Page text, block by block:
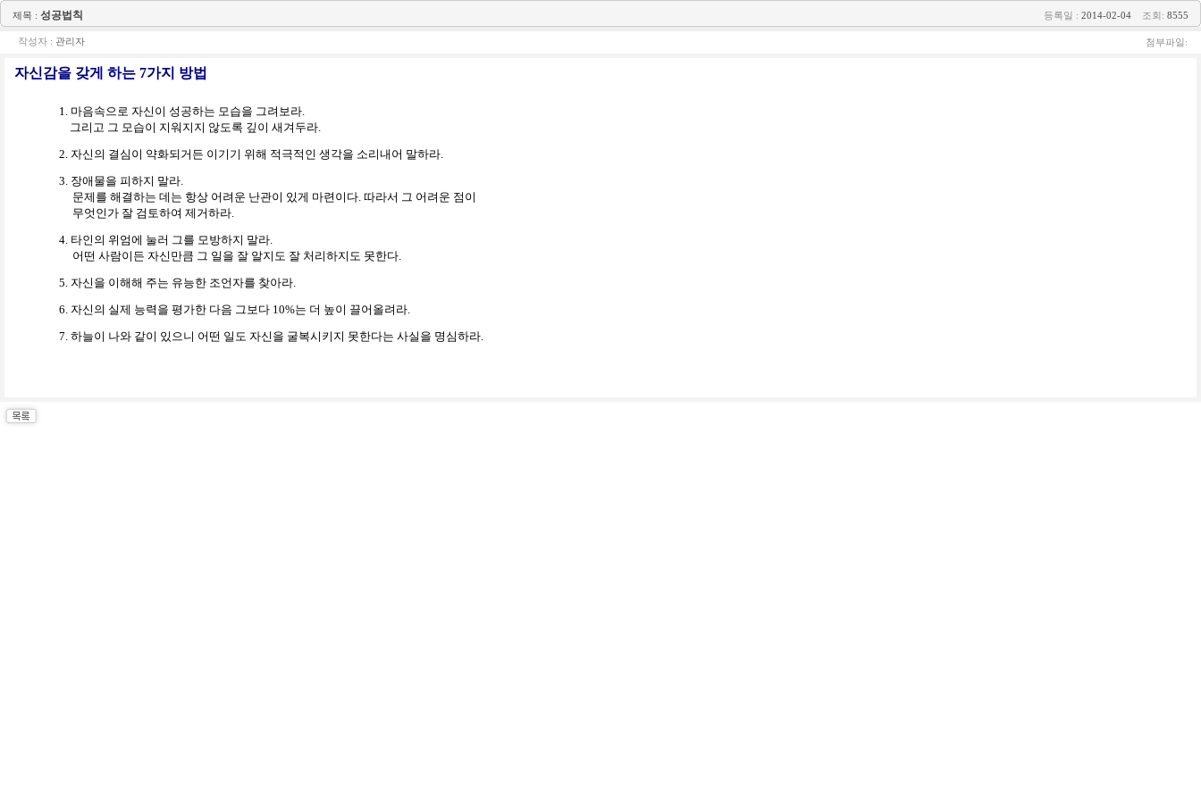
제목 : 성공법칙 등록일 : 2014-02-04 조회: 8555
작성자 : 관리자 첨부파일:
자신감을 갖게 하는 7가지 방법
1. 마음속으로 자신이 성공하는 모습을 그려보라.
그리고 그 모습이 지워지지 않도록 깊이 새겨두라.
2. 자신의 결심이 약화되거든 이기기 위해 적극적인 생각을 소리내어 말하라.
3. 장애물을 피하지 말라.
문제를 해결하는 데는 항상 어려운 난관이 있게 마련이다. 따라서 그 어려운 점이
무엇인가 잘 검토하여 제거하라.
4. 타인의 위엄에 눌러 그를 모방하지 말라.
어떤 사람이든 자신만큼 그 일을 잘 알지도 잘 처리하지도 못한다.
5. 자신을 이해해 주는 유능한 조언자를 찾아라.
6. 자신의 실제 능력을 평가한 다음 그보다 10%는 더 높이 끌어올려라.
7. 하늘이 나와 같이 있으니 어떤 일도 자신을 굴복시키지 못한다는 사실을 명심하라.